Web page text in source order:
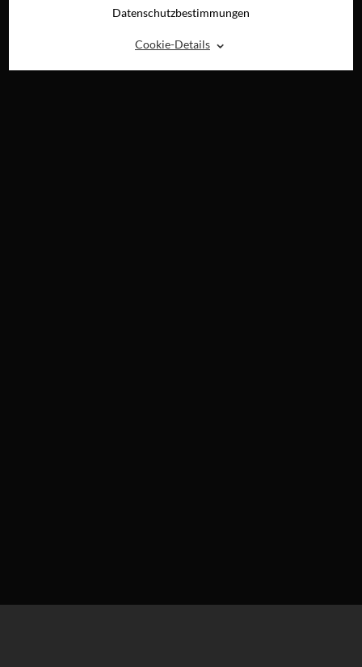
Datenschutzbestimmungen
Cookie-Details ⌃